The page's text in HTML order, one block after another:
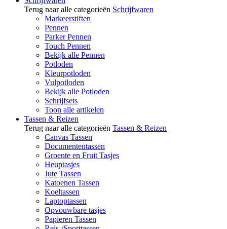
Terug naar alle categorieën Schrijfwaren
Markeerstiften
Pennen
Parker Pennen
Touch Pennen
Bekijk alle Pennen
Potloden
Kleurpotloden
Vulpotloden
Bekijk alle Potloden
Schrijfsets
Toon alle artikelen
Tassen & Reizen
Terug naar alle categorieën Tassen & Reizen
Canvas Tassen
Documententassen
Groente en Fruit Tasjes
Heuptasjes
Jute Tassen
Katoenen Tassen
Koeltassen
Laptoptassen
Opvouwbare tasjes
Papieren Tassen